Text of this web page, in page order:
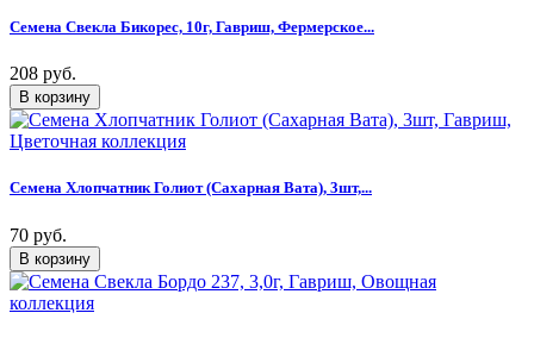
Семена Свекла Бикорес, 10г, Гавриш, Фермерское...
208 руб.
Семена Хлопчатник Голиот (Сахарная Вата), 3шт,...
70 руб.